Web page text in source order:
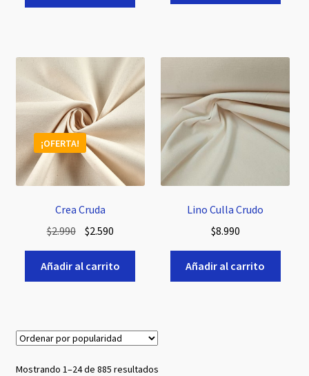
era:
es:
Crea Cruda
¡OFERTA!
$2.990 El
precio
original
era:
$2.590El
precio
actual
es:
Añadir al carrito
Lino Culla Crudo
$8.990
Añadir al carrito
Mostrando 1–24 de 885 resultadosOrdenado